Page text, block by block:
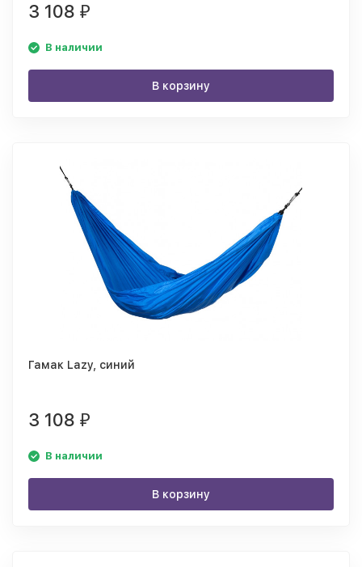
3 108 ₽
В наличии
В корзину
Гамак Lazy, синий
3 108 ₽
В наличии
В корзину